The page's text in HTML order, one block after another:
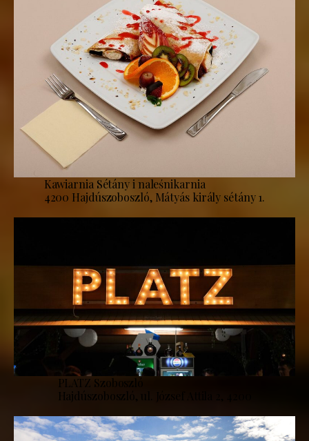
Kawiarnia Sétány i naleśnikarnia
4200 Hajdúszoboszló, Mátyás király sétány 1.
PLATZ Szoboszló
Hajdúszoboszló, ul. József Attila 2, 4200